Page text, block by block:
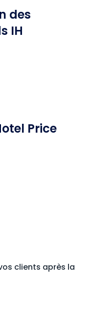
des
IH
Price
clients après la